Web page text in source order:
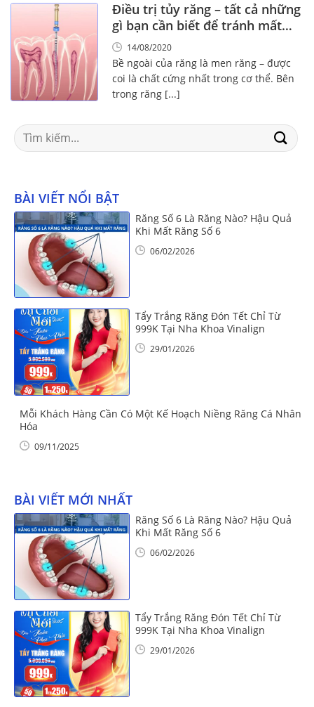
Điều trị tủy răng – tất cả những
gì bạn cần biết để tránh mất
răng14/08/2020
Bề ngoài của răng là men răng – được
coi là chất cứng nhất trong cơ thể. Bên
trong răng [...]
Search
for:
BÀI VIẾT NỔI BẬT
Răng Số 6 Là Răng Nào? Hậu Quả
Khi Mất Răng Số 6
06/02/2026
Tẩy Trắng Răng Đón Tết Chỉ Từ
999K Tại Nha Khoa Vinalign
29/01/2026
Mỗi Khách Hàng Cần Có Một Kế Hoạch Niềng Răng Cá Nhân
Hóa
09/11/2025
BÀI VIẾT MỚI NHẤT
Răng Số 6 Là Răng Nào? Hậu Quả
Khi Mất Răng Số 6
06/02/2026
Tẩy Trắng Răng Đón Tết Chỉ Từ
999K Tại Nha Khoa Vinalign
29/01/2026